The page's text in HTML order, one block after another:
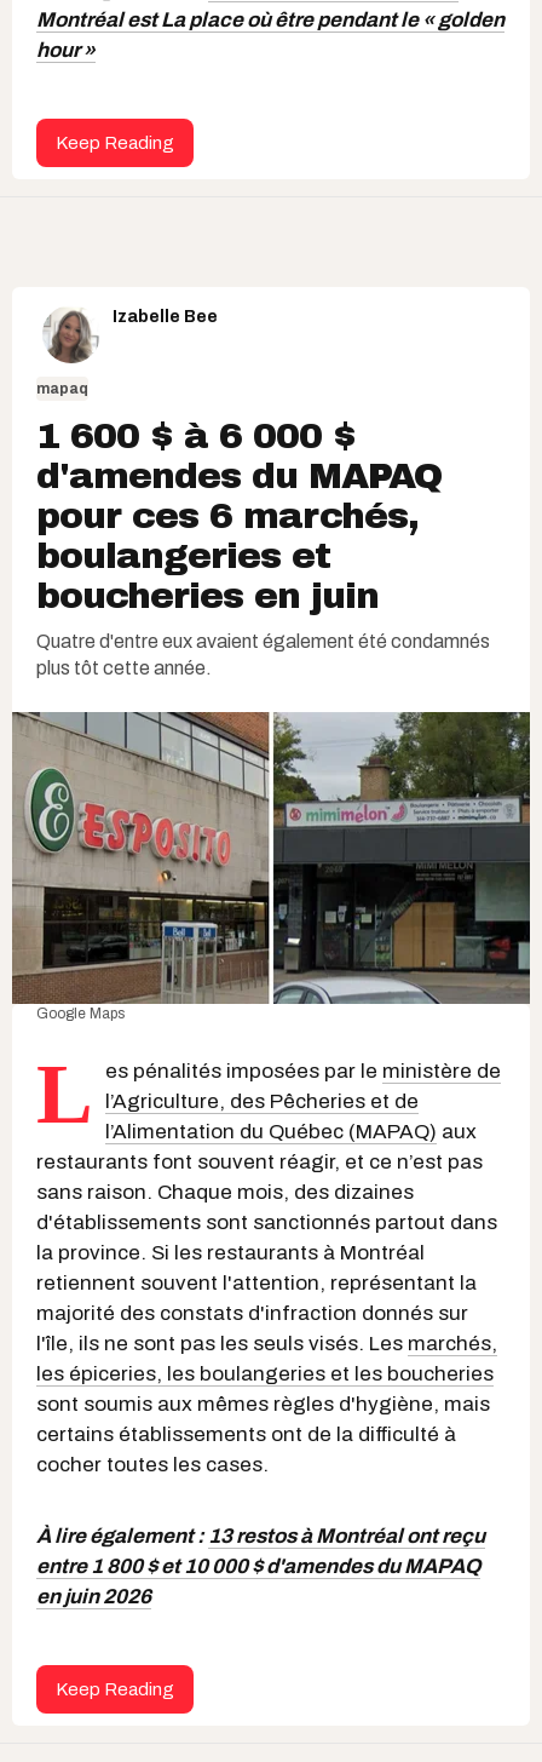
Montréal est La place où être pendant le « golden
hour »
Keep Reading
Izabelle Bee
mapaq
1 600 $ à 6 000 $
d'amendes du MAPAQ
pour ces 6 marchés,
boulangeries et
boucheries en juin
Quatre d'entre eux avaient également été condamnés
plus tôt cette année.
Google Maps
L es pénalités imposées par le ministère de
l’Agriculture, des Pêcheries et de
l’Alimentation du Québec (MAPAQ) aux
restaurants font souvent réagir, et ce n’est pas
sans raison. Chaque mois, des dizaines
d'établissements sont sanctionnés partout dans
la province. Si les restaurants à Montréal
retiennent souvent l'attention, représentant la
majorité des constats d'infraction donnés sur
l'île, ils ne sont pas les seuls visés. Les marchés,
les épiceries, les boulangeries et les boucheries
sont soumis aux mêmes règles d'hygiène, mais
certains établissements ont de la difficulté à
cocher toutes les cases.
À lire également :13 restos à Montréal ont reçu
entre 1 800 $ et 10 000 $ d'amendes du MAPAQ
en juin 2026
Keep Reading